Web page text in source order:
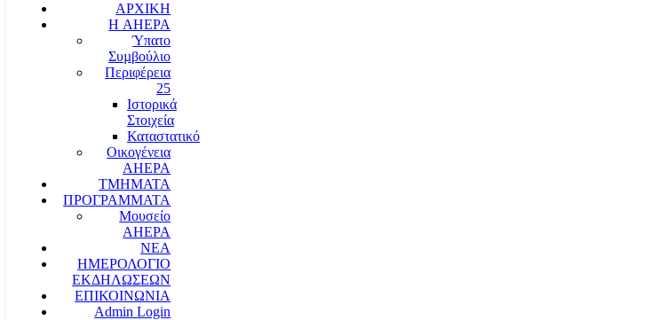
ΑΡΧΙΚΗ
Η AHEPA
Ύπατο
Συµβούλιο
Περιφέρεια
25
Ιστορικά
Στοιχεία
Καταστατικό
Οικογένεια
AHEPA
ΤΜΗΜΑΤΑ
ΠΡΟΓΡΑΜΜΑΤΑ
Μουσείο
AHEPA
ΝΕΑ
ΗΜΕΡΟΛΟΓΙΟ
ΕΚΔΗΛΩΣΕΩΝ
ΕΠΙΚΟΙΝΩΝΙΑ
Admin Login